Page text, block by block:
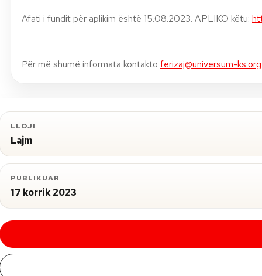
Afati i fundit për aplikim është 15.08.2023. APLIKO këtu:
Për më shumë informata kontakto ferizaj@universum-ks.org
LLOJI
Lajm
PUBLIKUAR
17 korrik 2023